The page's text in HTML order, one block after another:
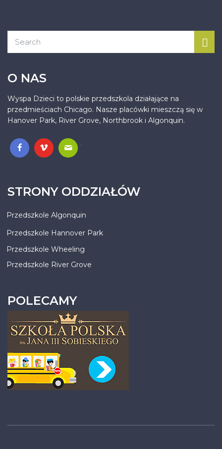
O NAS
Wyspa Dzieci to polskie przedszkola działające na
przedmieściach Chicago. Nasze placówki mieszczą się w
Hanover Park, River Grove, Northbrook i Algonquin.
.
STRONY ODDZIAŁÓW
Przedszkole Algonquin
Przedszkole Hannover Park
Przedszkole Wheeling
Przedszkole River Grove
POLECAMY